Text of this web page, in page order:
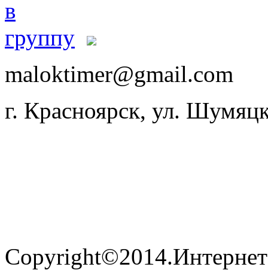
maloktimer@gmail.com
г. Красноярск, ул.